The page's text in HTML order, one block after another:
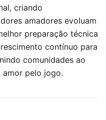
criando
amadores evoluam
preparação técnica
contínuo para
comunidades ao
pelo jogo.